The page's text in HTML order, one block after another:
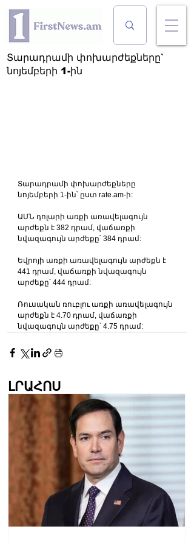
Տարադրամի փոխարժեքները`
նոյեմբերի 1-ին
Տարադրամի փոխարժեքները
նոյեմբերի 1-ին՝ ըստ rate.am-ի:
ԱՄՆ դոլարի առքի առավելագույն
արժեքն է 382 դրամ, վաճառքի
նվազագույն արժեքը՝ 384 դրամ:
Եվրոյի առքի առավելագույն արժեքն է
441 դրամ, վաճառքի նվազագույն
արժեքը՝ 444 դրամ:
Ռուսական ռուբլու առքի առավելագույն
արժեքն է 4.70 դրամ, վաճառքի
նվազագույն արժեքը՝ 4.75 դրամ:
ԼՐԱՀՈՍ